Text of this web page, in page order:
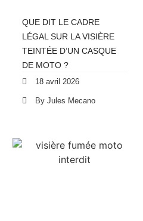
QUE DIT LE CADRE
LÉGAL SUR LA VISIÈRE
TEINTÉE D’UN CASQUE
DE MOTO ?
18 avril 2026
By Jules Mecano